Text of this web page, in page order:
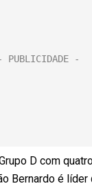
D com
Bernardo é